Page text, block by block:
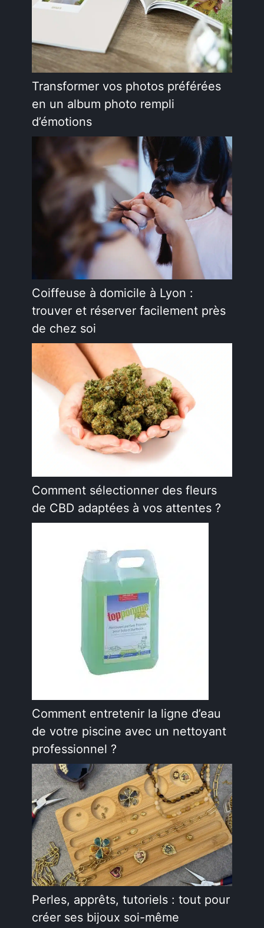
Transformer vos photos préférées
en un album photo rempli
d’émotions
Coiffeuse à domicile à Lyon :
trouver et réserver facilement près
de chez soi
Comment sélectionner des fleurs
de CBD adaptées à vos attentes ?
Comment entretenir la ligne d’eau
de votre piscine avec un nettoyant
professionnel ?
Perles, apprêts, tutoriels : tout pour
créer ses bijoux soi-même